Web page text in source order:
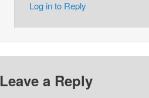
Log in to Reply
Leave a Reply